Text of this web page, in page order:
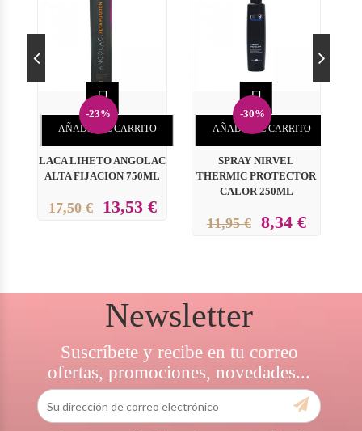
-23%

AÑADIR AL CARRITO
LACA LIHETO ANGOLAC
ALTA FIJACION 750ML
17,50 € 13,53 €
-30%

AÑADIR AL CARRITO
SPRAY NIRVEL
THERMIC PROTECTOR
CALOR 250ML
11,95 € 8,34 €
Newsletter
Suscríbete y recibe en tu correo
ofertas, promociones, novedades...